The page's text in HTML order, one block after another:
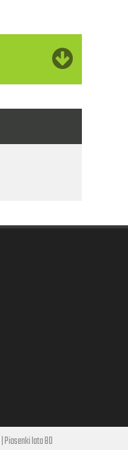
|Piosenki lata 80